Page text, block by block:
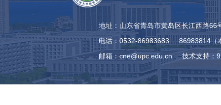
地址：山东省青岛市黄岛区长江西路
电话：0532-86983683 86983814
邮箱：cne@upc.edu.cn技术支持：